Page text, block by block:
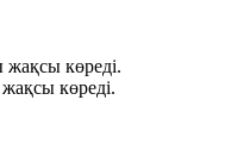
көреді.
көреді.